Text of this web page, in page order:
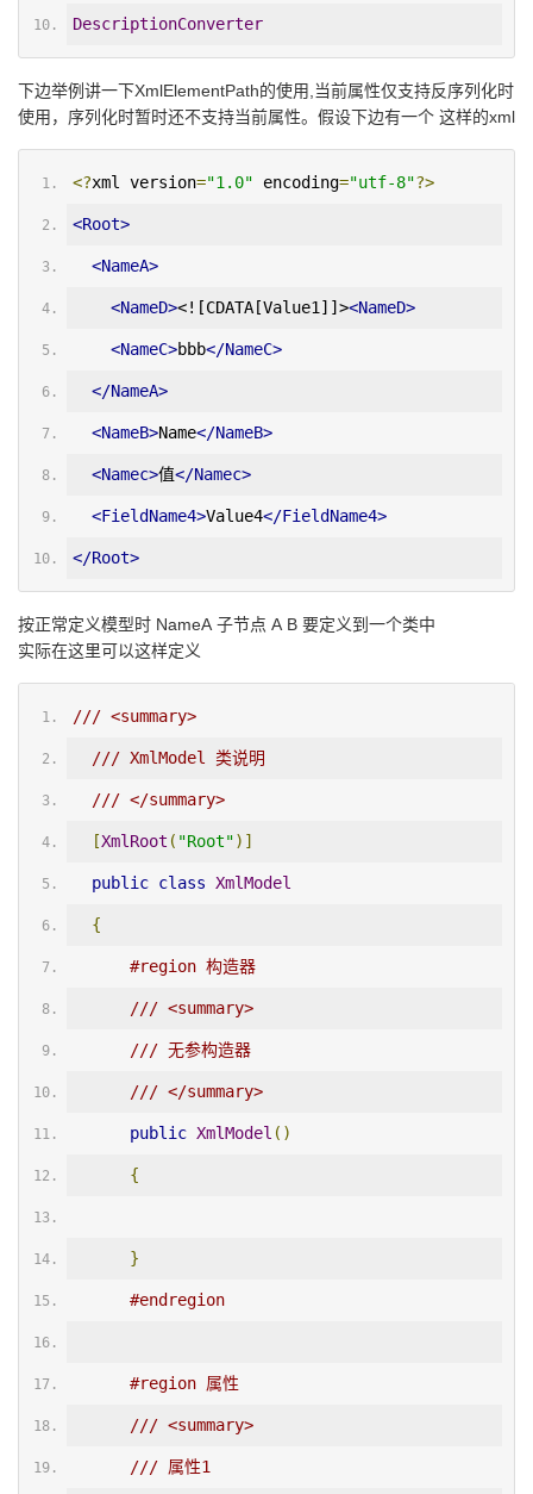
DescriptionConverter
下边举例讲一下XmlElementPath的使用,当前属性仅支持反序列化时
使用，序列化时暂时还不支持当前属性。假设下边有一个 这样的xml
<?xml version="1.0" encoding="utf-8"?>
<Root>
<NameA>
<NameD><![CDATA[Value1]]><NameD>
<NameC>bbb</NameC>
</NameA>
<NameB>Name</NameB>
<Namec>值</Namec>
<FieldName4>Value4</FieldName4>
</Root>
按正常定义模型时 NameA 子节点 A B 要定义到一个类中
实际在这里可以这样定义
/// <summary>
/// XmlModel 类说明
/// </summary>
[XmlRoot ( "Root")]
public class XmlModel
{
#region 构造器
/// <summary>
/// 无参构造器
/// </summary>
public XmlModel ()
{
}
#endregion
#region 属性
/// <summary>
/// 属性1